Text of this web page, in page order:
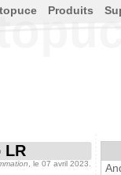
LR
, le 07 avril 2023.
Produits